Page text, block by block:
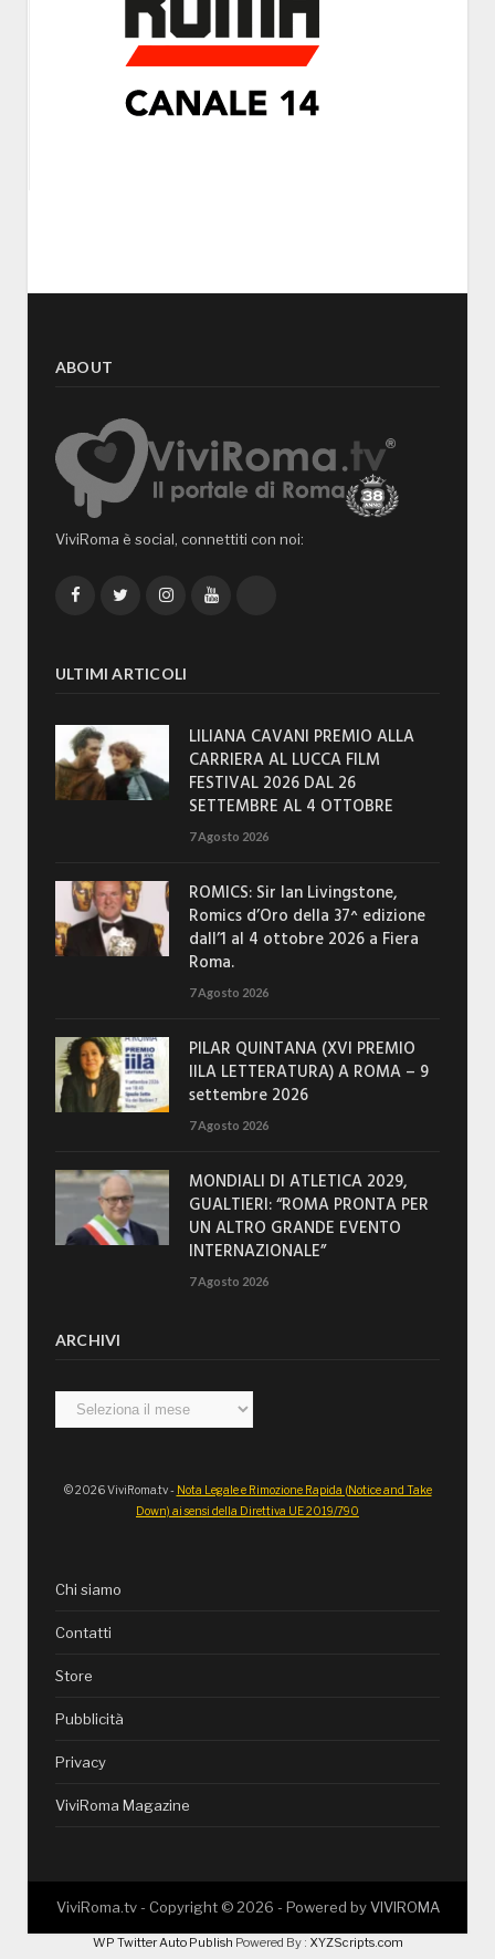
ABOUT
ViviRoma è social, connettiti con noi:
FacebookTwitterInstagramYouTube
ULTIMI ARTICOLI
LILIANA CAVANI PREMIO ALLA
CARRIERA AL LUCCA FILM
FESTIVAL 2026 DAL 26
SETTEMBRE AL 4 OTTOBRE
7 Agosto 2026
ROMICS: Sir Ian Livingstone,
Romics d’Oro della 37^ edizione
dall’1 al 4 ottobre 2026 a Fiera
Roma.
7 Agosto 2026
PILAR QUINTANA (XVI PREMIO
IILA LETTERATURA) A ROMA – 9
settembre 2026
7 Agosto 2026
MONDIALI DI ATLETICA 2029,
GUALTIERI: “ROMA PRONTA PER
UN ALTRO GRANDE EVENTO
INTERNAZIONALE”
7 Agosto 2026
ARCHIVI
Archivi
© 2026 ViviRoma.tv - Nota Legale e Rimozione Rapida (Notice and Take
Down) ai sensi della Direttiva UE 2019/790
Chi siamo
Contatti
Store
Pubblicità
Privacy
ViviRoma Magazine
ViviRoma.tv - Copyright © 2026 - Powered byVIVIROMA
WP Twitter Auto Publish Powered By : XYZScripts.com